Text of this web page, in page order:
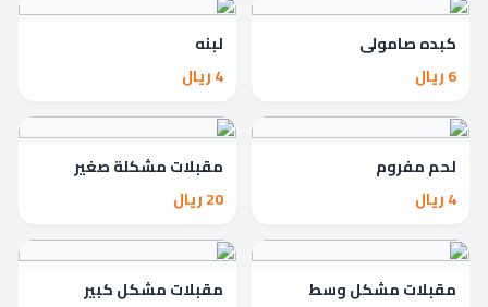
كبده صامولي
6 ريال
لبنه
4 ريال
لحم مفروم
4 ريال
مقبلات مشكلة صغير
20 ريال
مقبلات مشكل وسط
مقبلات مشكل كبير